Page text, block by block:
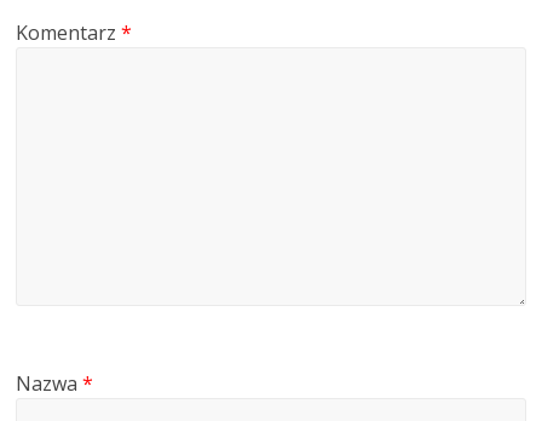
Komentarz*
Nazwa*